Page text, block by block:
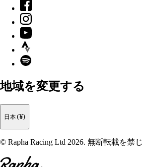
Facebook
Instagram
YouTube
Strava
Spotify
地域を変更する
日本 (¥)
© Rapha Racing Ltd 2026. 無断転載を禁じ